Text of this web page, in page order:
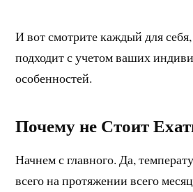
И вот смотрите каждый для
подходит с учетом ваших
особенностей.
Почему не Стоит
Начнем с главного. Да,
всего на протяжении всего